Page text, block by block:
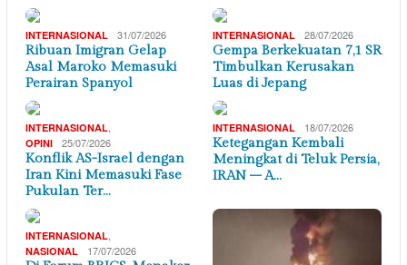
INTERNASIONAL 31/07/2026
Ribuan Imigran Gelap
Asal Maroko Memasuki
Perairan Spanyol
INTERNASIONAL 28/07/2026
Gempa Berkekuatan 7,1 SR
Timbulkan Kerusakan
Luas di Jepang
INTERNASIONAL,
OPINI 25/07/2026
Konflik AS-Israel dengan
Iran Kini Memasuki Fase
Pukulan Ter…
INTERNASIONAL 18/07/2026
Ketegangan Kembali
Meningkat di Teluk Persia,
IRAN – A…
INTERNASIONAL,
NASIONAL 17/07/2026